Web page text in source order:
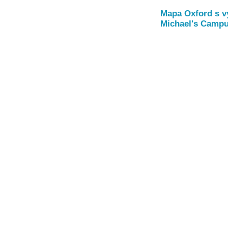
Mapa Oxford s
Michael's